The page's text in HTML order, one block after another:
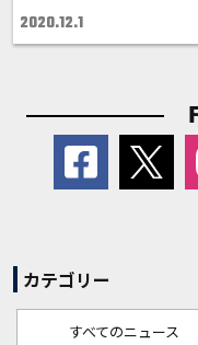
2020.12.1
カテゴリー
すべてのニュース